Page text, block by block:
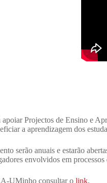
Projectos de Ensino e
a aprendizagem dos
serão anuais e estarão
envolvidos em processos
UMinho consultar olink.